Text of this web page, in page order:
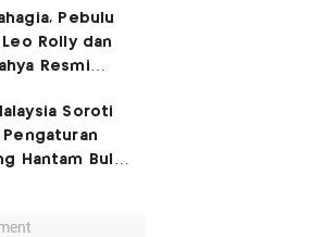
Pebulu
Rolly dan
Resmi
Soroti
Pengaturan
Hantam Bulu